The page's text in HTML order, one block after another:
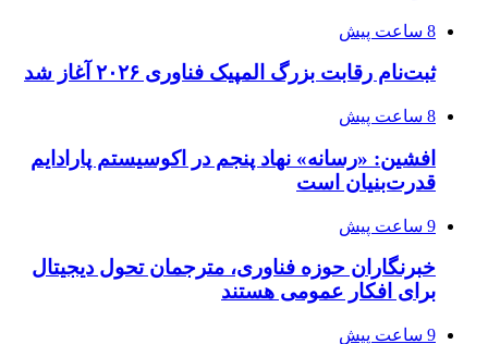
8 ساعت پیش
ثبت‌نام رقابت بزرگ المپیک فناوری ۲۰۲۶ آغاز شد
8 ساعت پیش
افشین: «رسانه» نهاد پنجم در اکوسیستم پارادایم
قدرت‌بنیان است
9 ساعت پیش
خبرنگاران حوزه فناوری، مترجمان تحول دیجیتال
برای افکار عمومی هستند
9 ساعت پیش